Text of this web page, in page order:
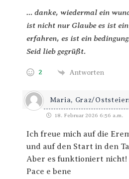
… danke, wiedermal ein
ist nicht nur Glaube es ist ein
erfahren, es ist ein
Seid lieb gegrüßt.
2 Antworten
Maria, Graz/
18. Februar 2026 6:56 a.m.
Ich freue mich auf die
und auf den Start in den
Aber es funktioniert nicht!
Pace e bene